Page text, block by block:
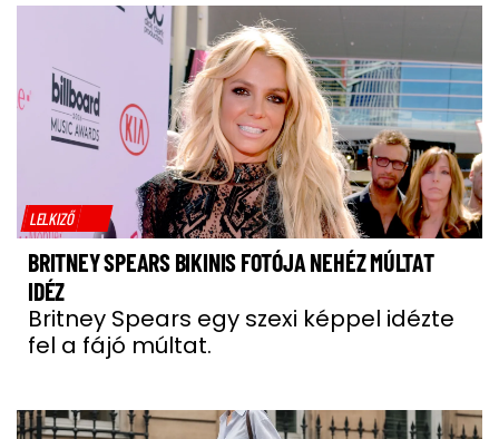
LELKIZŐ
BRITNEY SPEARS BIKINIS FOTÓJA NEHÉZ MÚLTAT
IDÉZ
Britney Spears egy szexi képpel idézte
fel a fájó múltat.